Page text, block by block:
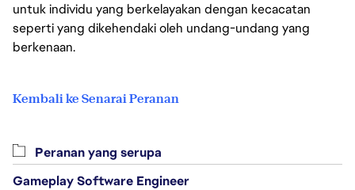
untuk individu yang berkelayakan dengan kecacatan
seperti yang dikehendaki oleh undang-undang yang
berkenaan.
Kembali ke Senarai Peranan
Peranan yang serupa
Gameplay Software Engineer